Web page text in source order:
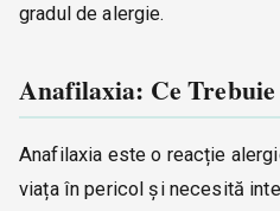
gradul de alergie.
Anafilaxia: Ce Trebuie
Anafilaxia este o reacție
viața în pericol și necesită